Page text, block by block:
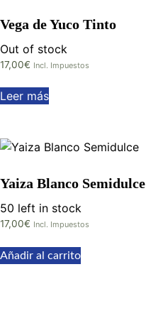
Vega de Yuco Tinto
Out of stock
17,00€ Incl. Impuestos
Leer más
Yaiza Blanco Semidulce
50 left in stock
17,00€ Incl. Impuestos
Añadir al carrito